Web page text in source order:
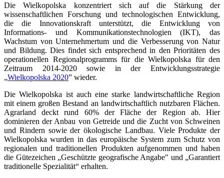
Die Wielkopolska konzentriert sich auf die Stärkung der
wissenschaftlichen Forschung und technologischen Entwicklung,
die die Innovationskraft unterstützt, die Entwicklung von
Informations- und Kommunikationstechnologien (IKT), das
Wachstum von Unternehmertum und die Verbesserung von Natur
und Bildung. Dies findet sich entsprechend in den Prioritäten des
operationellen Regionalprogramms für die Wielkopolska für den
Zeitraum 2014-2020 sowie in der Entwicklungsstrategie
„Wielkopolska 2020” wieder.
Die Wielkopolska ist auch eine starke landwirtschaftliche Region
mit einem großen Bestand an landwirtschaftlich nutzbaren Flächen.
Agrarland deckt rund 60% der Fläche der Region ab. Hier
dominieren der Anbau von Getreide und die Zucht von Schweinen
und Rindern sowie der ökologische Landbau. Viele Produkte der
Wielkopolska wurden in das europäische System zum Schutz von
regionalen und traditionellen Produkten aufgenommen und haben
die Gütezeichen „Geschützte geografische Angabe" und „Garantiert
traditionelle Spezialität“ erhalten.